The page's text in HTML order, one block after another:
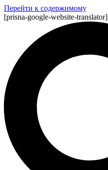
Перейти к содержимому
[prisna-google-website-translator]